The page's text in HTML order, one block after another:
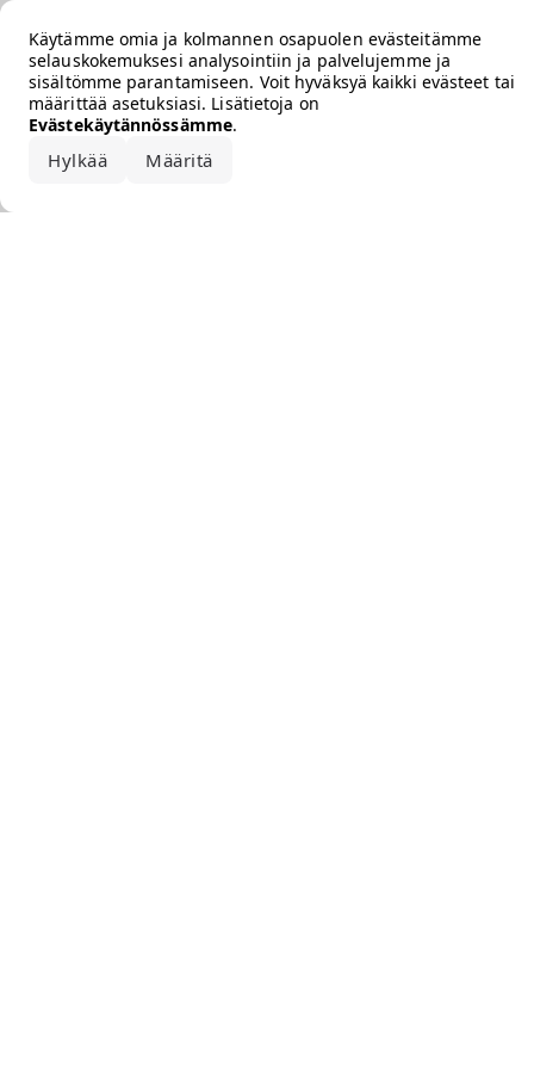
Käytämme omia ja kolmannen osapuolen evästeitämme
selauskokemuksesi analysointiin ja palvelujemme ja
sisältömme parantamiseen. Voit hyväksyä kaikki evästeet tai
määrittää asetuksiasi. Lisätietoja on
Evästekäytännössämme.
Hylkää Määritä
Error loading the brand